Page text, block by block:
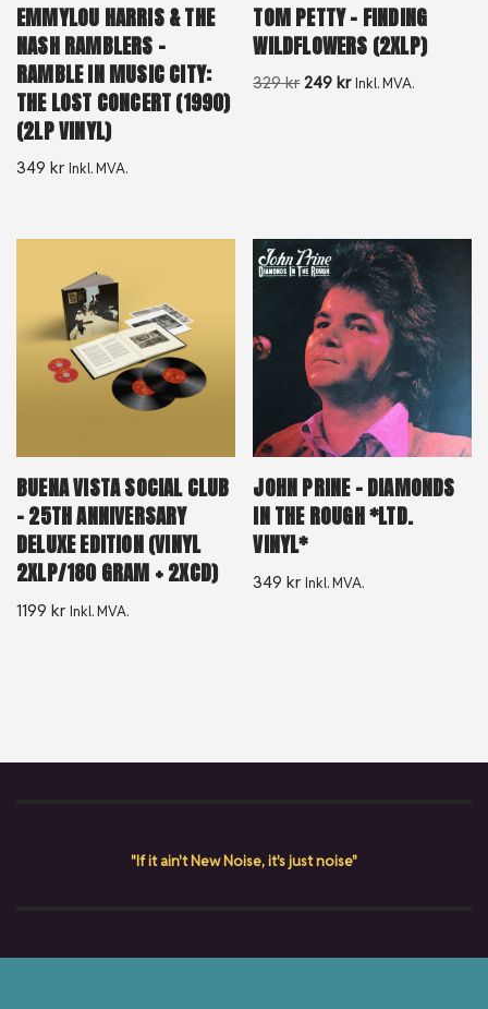
EMMYLOU HARRIS & THE
NASH RAMBLERS –
RAMBLE IN MUSIC CITY:
THE LOST CONCERT (1990)
(2LP VINYL)
349 kr Inkl. MVA.
TOM PETTY – FINDING
WILDFLOWERS (2XLP)
329kr 249 kr Inkl. MVA.
BUENA VISTA SOCIAL CLUB
– 25TH ANNIVERSARY
DELUXE EDITION (VINYL
2XLP/180 GRAM + 2XCD)
1199 kr Inkl. MVA.
JOHN PRINE – DIAMONDS
IN THE ROUGH *LTD.
VINYL*
349kr Inkl. MVA.
"If it ain't New Noise, it's just noise"